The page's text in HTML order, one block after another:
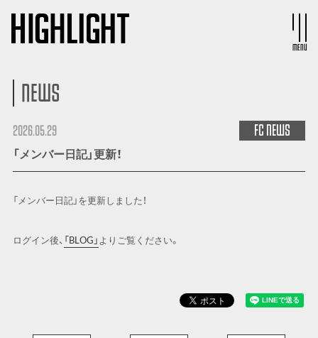
MENU
NEWS
2026.05.29 FCNEWS
「メンバー日記」更新！
「メンバー日記」を更新しました！
ログイン後、 「BLOG」 よりご覧ください。